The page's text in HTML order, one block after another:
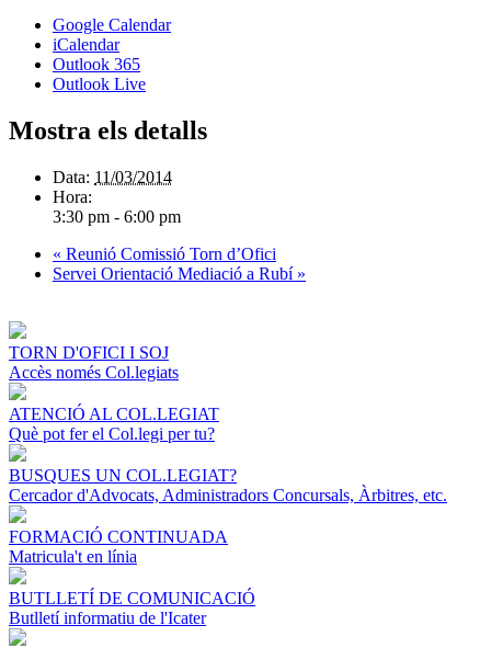
Google Calendar
iCalendar
Outlook 365
Outlook Live
Mostra els detalls
Data: 11/03/2014
Hora:
3:30 pm - 6:00 pm
« Reunió Comissió Torn d’Ofici
Servei Orientació Mediació a Rubí »
TORN D'OFICI I SOJ
Accès només Col.legiats
ATENCIÓ AL COL.LEGIAT
Què pot fer el Col.legi per tu?
BUSQUES UN COL.LEGIAT?
Cercador d'Advocats, Administradors Concursals, Àrbitres, etc.
FORMACIÓ CONTINUADA
Matricula't en línia
BUTLLETÍ DE COMUNICACIÓ
Butlletí informatiu de l'Icater